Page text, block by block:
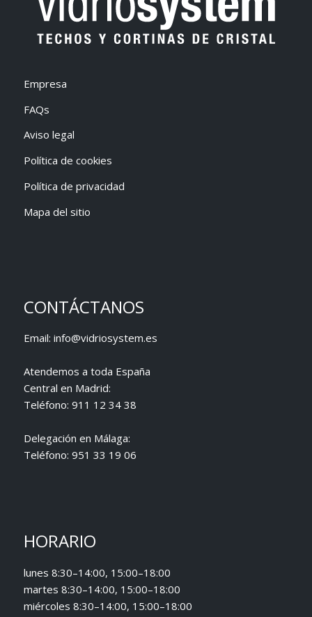
Empresa
FAQs
Aviso legal
Política de cookies
Política de privacidad
Mapa del sitio
CONTÁCTANOS
Email: info@vidriosystem.es
Atendemos a toda España
Central en Madrid:
Teléfono: 911 12 34 38
Delegación en Málaga:
Teléfono: 951 33 19 06
HORARIO
lunes 8:30–14:00, 15:00–18:00
martes 8:30–14:00, 15:00–18:00
miércoles 8:30–14:00, 15:00–18:00